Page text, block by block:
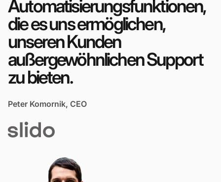
Automatisierungsfunktionen,
die es uns ermöglichen,
unseren Kunden
außergewöhnlichen Support
zu bieten.
Peter Komornik, CEO